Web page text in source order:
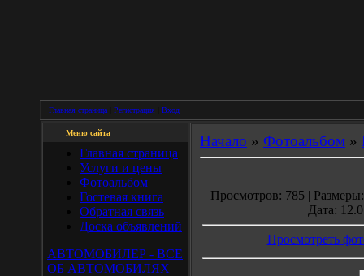
Главная страница Регистрация Вход
Меню сайта
Главная страница
Услуги и цены
Фотоальбом
Гостевая книга
Обратная связь
Доска объявлений
АВТОМОБИЛЕР - ВСЕ
ОБ АВТОМОБИЛЯХ
Начало » Фотоальбом »
Просмотров: 785 |
Дата:
Просмотреть